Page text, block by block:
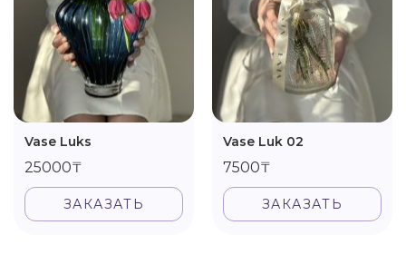
Vase Luks
25000₸
ЗАКАЗАТЬ
Vase Luk 02
7500₸
ЗАКАЗАТЬ